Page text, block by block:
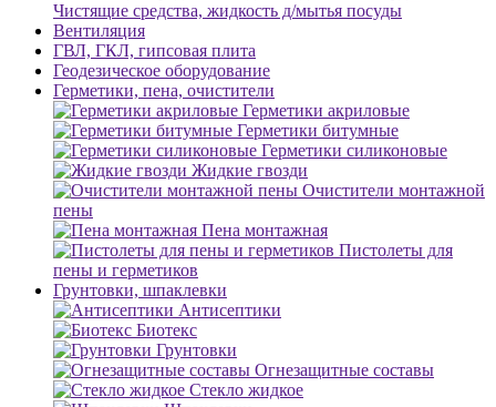
Чистящие средства, жидкость д/мытья посуды
Вентиляция
ГВЛ, ГКЛ, гипсовая плита
Геодезическое оборудование
Герметики, пена, очистители
Герметики акриловые
Герметики битумные
Герметики силиконовые
Жидкие гвозди
Очистители монтажной
пены
Пена монтажная
Пистолеты для
пены и герметиков
Грунтовки, шпаклевки
Антисептики
Биотекс
Грунтовки
Огнезащитные составы
Стекло жидкое